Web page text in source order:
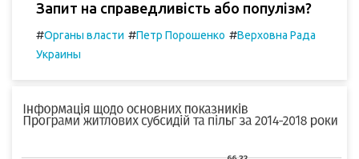
Запит на справедливість або популізм?
#Органы власти #Петр Порошенко #Верховна Рада
Украины